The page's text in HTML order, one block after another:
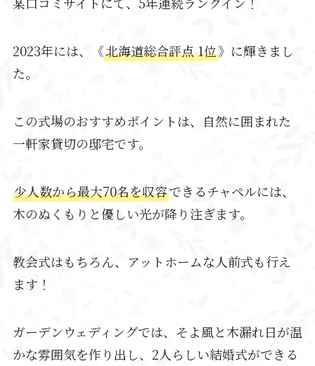
2023年には、《北海道総合評点 1位》に輝きまし
た。
この式場のおすすめポイントは、自然に囲まれた
一軒家貸切の邸宅です。
少人数から最大70名を収容できるチャペルには、
木のぬくもりと優しい光が降り注ぎます。
教会式はもちろん、アットホームな人前式も行え
ます！
ガーデンウェディングでは、そよ風と木漏れ日が温
かな雰囲気を作り出し、2人らしい結婚式ができる